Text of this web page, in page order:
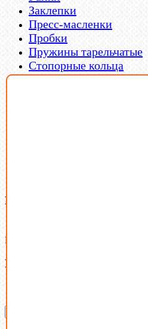
Заклепки
Пресс-масленки
Пробки
Пружины тарельчатые
Стопорные кольца
Такелаж
Латунный и
Ваша корзина
В корзине нет товаров.
Поиск